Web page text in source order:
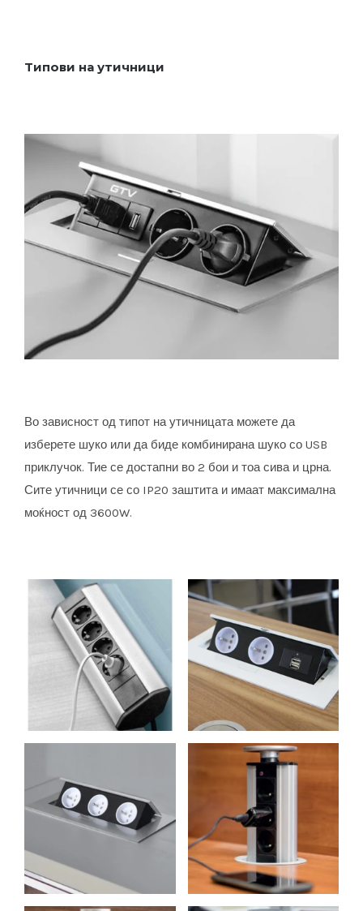
Типови на утичници
Во зависност од типот на утичницата можете да
изберете шуко или да биде комбинирана шуко со USB
приклучок. Тие се достапни во 2 бои и тоа сива и црна.
Сите утичници се со IP20 заштита и имаат максимална
моќност од 3600W.